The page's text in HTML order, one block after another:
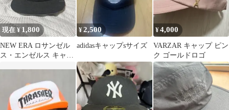
現在 ¥1,800
NEW ERA ロサンゼル
ス・エンゼルス キャッ
¥2,500
adidasキャップsサイズ
¥4,000
VARZAR キャップ ピン
ク ゴールドロゴ